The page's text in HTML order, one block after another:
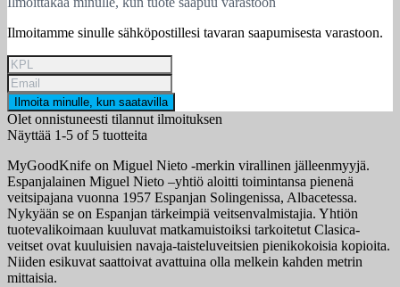
Ilmoitamme sinulle sähköpostillesi tavaran saapumisesta varastoon.
Ilmoita minulle, kun saatavilla
Olet onnistuneesti tilannut ilmoituksen
Näyttää 1-5 of 5 tuotteita
MyGoodKnife on Miguel Nieto -merkin virallinen jälleenmyyjä.
Espanjalainen Miguel Nieto –yhtiö aloitti toimintansa pienenä
veitsipajana vuonna 1957 Espanjan Solingenissa, Albacetessa.
Nykyään se on Espanjan tärkeimpiä veitsenvalmistajia. Yhtiön
tuotevalikoimaan kuuluvat matkamuistoiksi tarkoitetut Clasica-
veitset ovat kuuluisien navaja-taisteluveitsien pienikokoisia kopioita.
Niiden esikuvat saattoivat avattuina olla melkein kahden metrin
mittaisia.